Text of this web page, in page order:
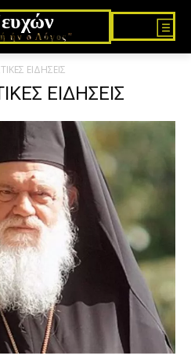
ήν ο Λόγος"
ΕΙΔΗΣΕΙΣ
ΕΙΔΗΣΕΙΣ